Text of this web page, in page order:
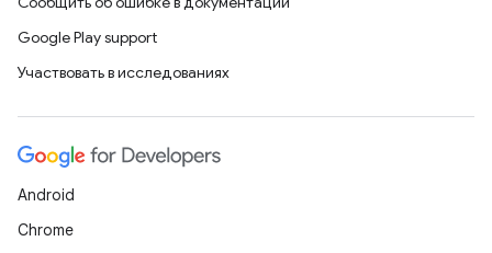
Google Play support
Участвовать в исследованиях
Android
Chrome